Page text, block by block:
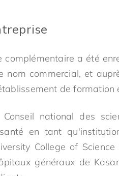
complémentaire a été
nom commercial, et
de formation
national des
en tant
College of
généraux de